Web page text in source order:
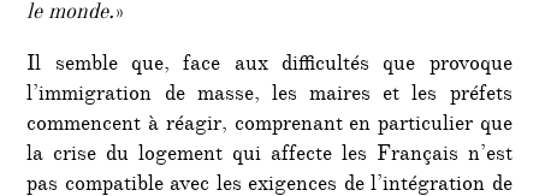
le monde.»
Il semble que, face aux difficultés que provoque
l’immigration de masse, les maires et les préfets
commencent à réagir, comprenant en particulier que
la crise du logement qui affecte les Français n’est
pas compatible avec les exigences de l’intégration de